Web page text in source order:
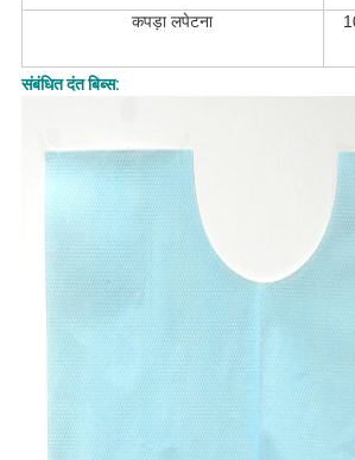
कपड़ा लपेटना
संबंधित दंत बिब्स: